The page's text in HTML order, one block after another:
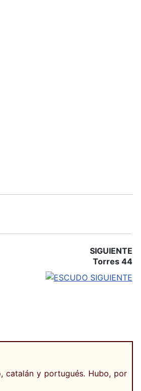
SIGUIENTE
Torres 44
catalán y portugués. Hubo, por